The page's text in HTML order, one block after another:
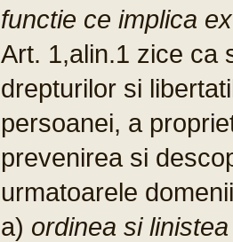
functie ce implica
Art. 1,alin.1 zice ca
drepturilor si
persoanei, a
prevenirea si
urmatoarele
a) ordinea si